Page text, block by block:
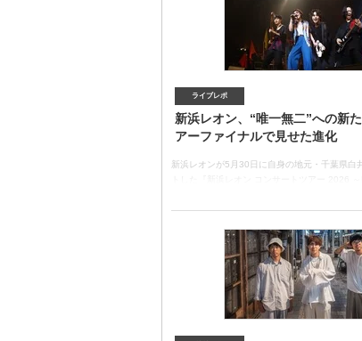
STEADY、CUTIE STREETもSNSを起点にヒ
月には第5のグループ、MORE STARがデビュ
勢力となり、原宿発のカルチャーシーンを国内
「KAWAII LAB.」の勢いを、オリコンのデー
ひも解く。5グループ38人からなるKAWAII
ライブレポ
新浜レオン、“唯一無二”への新
アーファイナルで見せた進化
新浜レオンが5月30日に自身の地元・千葉県白
約2ヶ月にわたり全国9ヶ所を巡ったツアーは7
CUBE SHIBUYAでファイナルを迎えた。デビ
と新たな決意を力強く示した。“新たな始まり”
Beginning」を掲げ、全公演ソールドアウトの
ナル公演の模様をレポートする。『新浜レオン
～New Beginning～』より“唯一無二”への決意
ル 4月15日にリリースし、オリコン週間演歌
グ1位（2026/4/27付）を獲得し、その後も15